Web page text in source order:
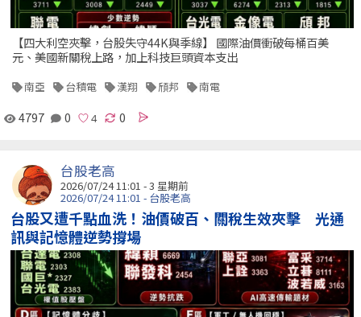
【四大利空夾擊，台股失守44K與季線】 國際油價衝破每桶百美
元、美國新關稅上路，加上科技巨頭資本支出
南亞 台積電 漢翔 頎邦 南電
4797 0 0
台股老高
2026/07/24 11:01 - 3 星期前
2026/07/24 11:01 - 台股老高
台股又遭千點血洗！油價破百、關稅生效夾擊 光通
訊與記憶體逆勢撐場